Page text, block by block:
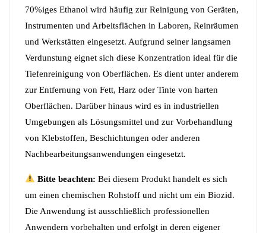
70%iges Ethanol wird häufig zur Reinigung von Geräten,
Instrumenten und Arbeitsflächen in Laboren, Reinräumen
und Werkstätten eingesetzt. Aufgrund seiner langsamen
Verdunstung eignet sich diese Konzentration ideal für die
Tiefenreinigung von Oberflächen. Es dient unter anderem
zur Entfernung von Fett, Harz oder Tinte von harten
Oberflächen. Darüber hinaus wird es in industriellen
Umgebungen als Lösungsmittel und zur Vorbehandlung
von Klebstoffen, Beschichtungen oder anderen
Nachbearbeitungsanwendungen eingesetzt.
Bitte beachten: Bei diesem Produkt handelt es sich
um einen chemischen Rohstoff und nicht um ein Biozid.
Die Anwendung ist ausschließlich professionellen
Anwendern vorbehalten und erfolgt in deren eigener